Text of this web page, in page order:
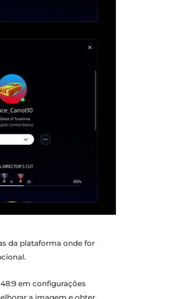
da plataforma onde for
em configurações